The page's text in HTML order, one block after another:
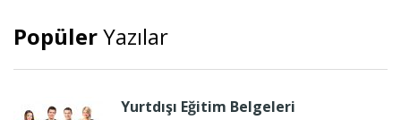
PopülerYazılar
Yurtdışı Eğitim Belgeleri